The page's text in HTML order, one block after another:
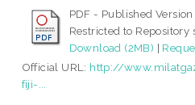
PDF - Published Version
Restricted to Repository
Download (2MB) |
Official URL: http://
fiji-...